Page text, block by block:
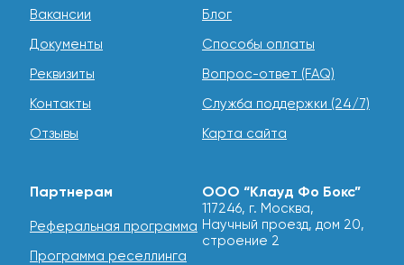
Вакансии
Документы
Реквизиты
Контакты
Отзывы
Блог
Способы оплаты
Вопрос-ответ (FAQ)
Служба поддержки (24/7)
Карта сайта
Партнерам
Реферальная программа
Программа реселлинга
ООО “Клауд Фо Бокс”
117246, г. Москва,
Научный проезд, дом 20,
строение 2